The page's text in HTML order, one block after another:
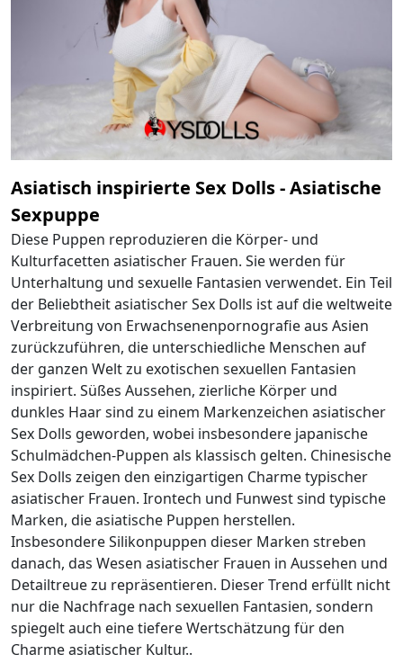
Asiatisch inspirierte Sex Dolls - Asiatische
Sexpuppe
Diese Puppen reproduzieren die Körper- und
Kulturfacetten asiatischer Frauen. Sie werden für
Unterhaltung und sexuelle Fantasien verwendet. Ein Teil
der Beliebtheit asiatischer Sex Dolls ist auf die weltweite
Verbreitung von Erwachsenenpornografie aus Asien
zurückzuführen, die unterschiedliche Menschen auf
der ganzen Welt zu exotischen sexuellen Fantasien
inspiriert. Süßes Aussehen, zierliche Körper und
dunkles Haar sind zu einem Markenzeichen asiatischer
Sex Dolls geworden, wobei insbesondere japanische
Schulmädchen-Puppen als klassisch gelten. Chinesische
Sex Dolls zeigen den einzigartigen Charme typischer
asiatischer Frauen. Irontech und Funwest sind typische
Marken, die asiatische Puppen herstellen.
Insbesondere Silikonpuppen dieser Marken streben
danach, das Wesen asiatischer Frauen in Aussehen und
Detailtreue zu repräsentieren. Dieser Trend erfüllt nicht
nur die Nachfrage nach sexuellen Fantasien, sondern
spiegelt auch eine tiefere Wertschätzung für den
Charme asiatischer Kultur..